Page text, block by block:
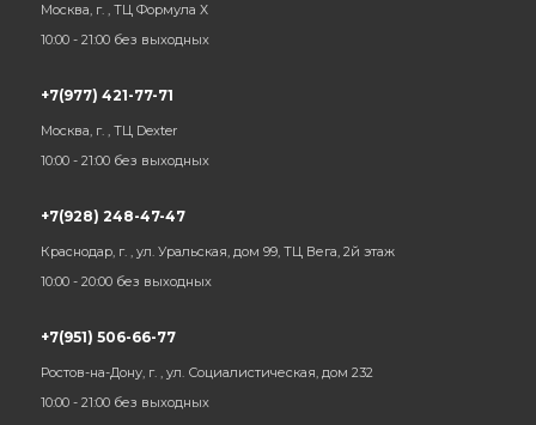
Москва, г. , ТЦ Формула Х
10:00 - 21:00 без выходных
+7(977) 421-77-71
Москва, г. , ТЦ Dexter
10:00 - 21:00 без выходных
+7(928) 248-47-47
Краснодар, г. , ул. Уральская, дом 99, ТЦ Вега, 2й этаж
10:00 - 20:00 без выходных
+7(951) 506-66-77
Ростов-на-Дону, г. , ул. Социалистическая, дом 232
10:00 - 21:00 без выходных